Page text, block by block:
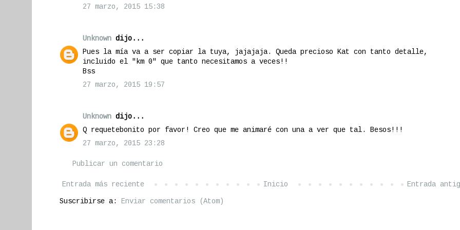
27 marzo, 2015 15:38
Unknown dijo...
Pues la mía va a ser copiar la tuya, jajajaja. Queda precioso Kat con tanto detalle,
incluido el "km 0" que tanto necesitamos a veces!!
Bss
27 marzo, 2015 19:57
Unknown dijo...
Q requetebonito por favor! Creo que me animaré con una a ver que tal. Besos!!!
27 marzo, 2015 23:28
Publicar un comentario
Entrada más reciente Entrada
Inicio
Suscribirse a: Enviar comentarios (Atom)